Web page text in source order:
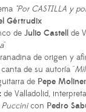
"Por CASTILLA y
Gértrudix
de Julio Castell de
"
de origen y
de su autoría "
de Pepe
de Valladolid,
Puccinicon Pedro